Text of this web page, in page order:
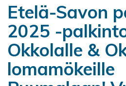
Etelä-Savon
2025 -
Okkolalle &
lomamökeille